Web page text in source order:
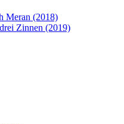
Meran (2018)
Zinnen (2019)